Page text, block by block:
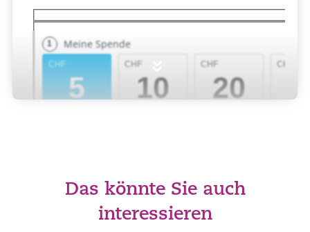
Das könnte Sie auch
interessieren